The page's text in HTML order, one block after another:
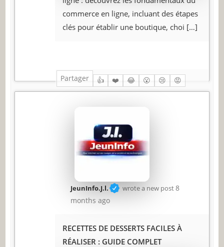
commerce en ligne, incluant des étapes
clés pour établir une boutique, choi […]
Partager 👍 ❤️ 😂 😮 😢 😡
JeunInfo.J.l. wrote a new post8
months ago
RECETTES DE DESSERTS FACILES À
RÉALISER : GUIDE COMPLET